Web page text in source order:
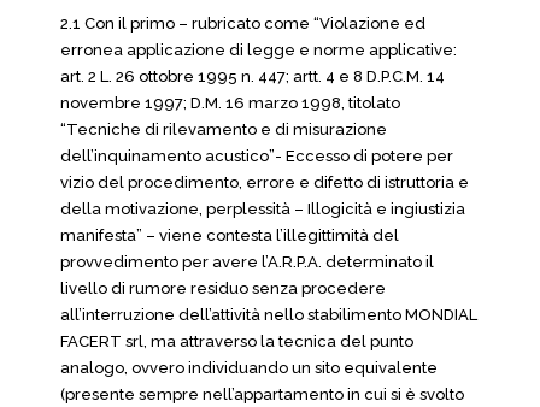
2.1 Con il primo – rubricato come “Violazione ed
erronea applicazione di legge e norme applicative:
art. 2 L. 26 ottobre 1995 n. 447; artt. 4 e 8 D.P.C.M. 14
novembre 1997; D.M. 16 marzo 1998, titolato
“Tecniche di rilevamento e di misurazione
dell’inquinamento acustico”- Eccesso di potere per
vizio del procedimento, errore e difetto di istruttoria e
della motivazione, perplessità – Illogicità e ingiustizia
manifesta” – viene contesta l’illegittimità del
provvedimento per avere l’A.R.P.A. determinato il
livello di rumore residuo senza procedere
all’interruzione dell’attività nello stabilimento MONDIAL
FACERT srl, ma attraverso la tecnica del punto
analogo, ovvero individuando un sito equivalente
(presente sempre nell’appartamento in cui si è svolto